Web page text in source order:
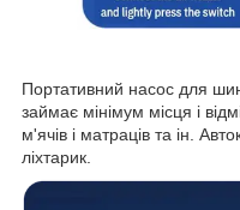
Портативний насос для
займає мінімум місця і
м'ячів і матраців та ін.
ліхтарик.